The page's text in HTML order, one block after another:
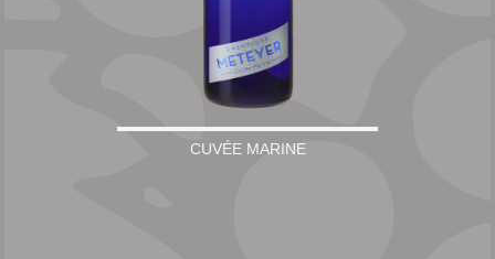
CUVÉE MARINE